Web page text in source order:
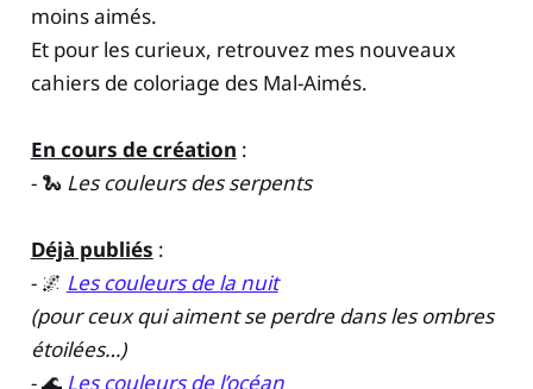
moins aimés.
Et pour les curieux, retrouvez mes nouveaux
cahiers de coloriage des Mal-Aimés.
En cours de création :
- 🐍 Les couleurs des serpents
Déjà publiés :
- 🌌 Les couleurs de la nuit
(pour ceux qui aiment se perdre dans les ombres
étoilées…)
- 🌊 Les couleurs de l’océan